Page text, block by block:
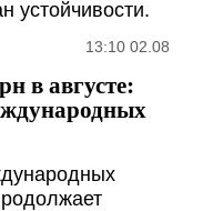
устойчивости.
13:10 02.08
в августе: